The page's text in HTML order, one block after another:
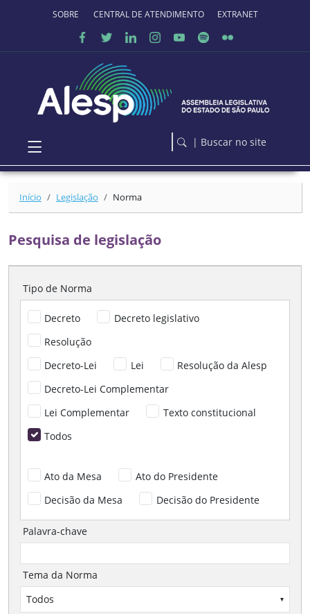
Ir para o conteúdo principal
SOBRE O PORTALCENTRAL DE ATENDIMENTO EXTRANET
| Buscar no site
Início Legislação Norma
Pesquisa de legislação
Tipo de Norma
Decreto
Decreto legislativo
Resolução
Decreto-Lei
Lei
Resolução da Alesp
Decreto-Lei Complementar
Lei Complementar
Texto constitucional
Todos
Ato da Mesa
Ato do Presidente
Decisão da Mesa
Decisão do Presidente
Palavra-chave
Tema da Norma
Todos
▾